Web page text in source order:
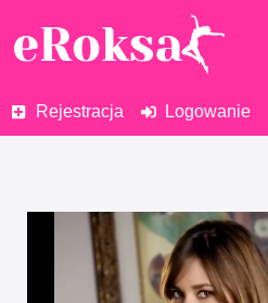
Rejestracja Logowanie